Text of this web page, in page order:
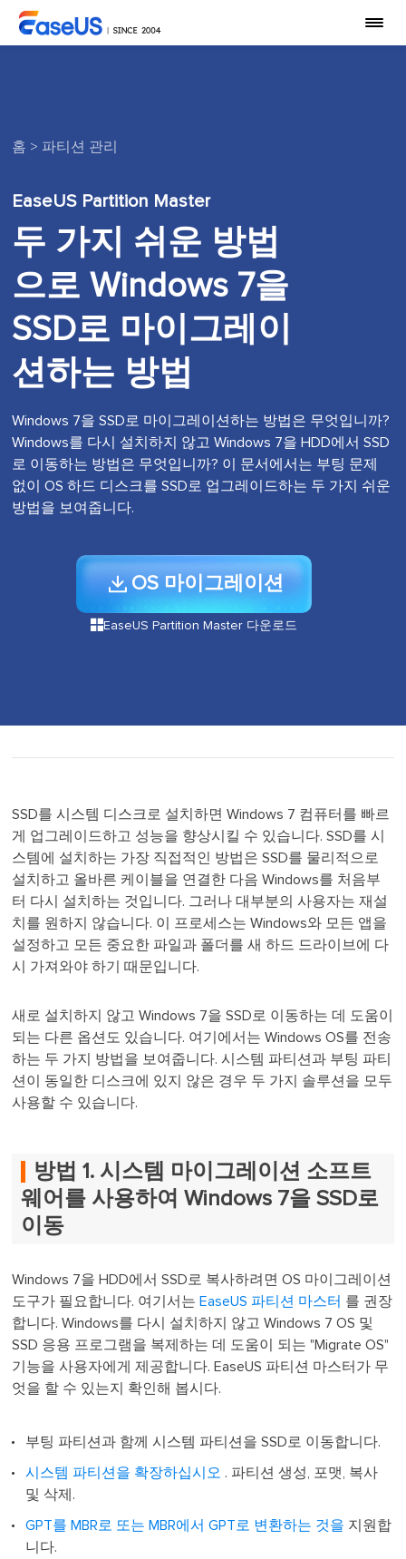
홈 > 파티션 관리
EaseUS Partition Master
두 가지 쉬운 방법
으로 Windows 7을
SSD로 마이그레이
션하는 방법
Windows 7을 SSD로 마이그레이션하는 방법은 무엇입니까?
Windows를 다시 설치하지 않고 Windows 7을 HDD에서 SSD
로 이동하는 방법은 무엇입니까? 이 문서에서는 부팅 문제
없이 OS 하드 디스크를 SSD로 업그레이드하는 두 가지 쉬운
방법을 보여줍니다.
OS 마이그레이션
EaseUS Partition Master 다운로드
SSD를 시스템 디스크로 설치하면 Windows 7 컴퓨터를 빠르
게 업그레이드하고 성능을 향상시킬 수 있습니다. SSD를 시
스템에 설치하는 가장 직접적인 방법은 SSD를 물리적으로
설치하고 올바른 케이블을 연결한 다음 Windows를 처음부
터 다시 설치하는 것입니다. 그러나 대부분의 사용자는 재설
치를 원하지 않습니다. 이 프로세스는 Windows와 모든 앱을
설정하고 모든 중요한 파일과 폴더를 새 하드 드라이브에 다
시 가져와야 하기 때문입니다.
새로 설치하지 않고 Windows 7을 SSD로 이동하는 데 도움이
되는 다른 옵션도 있습니다. 여기에서는 Windows OS를 전송
하는 두 가지 방법을 보여줍니다. 시스템 파티션과 부팅 파티
션이 동일한 디스크에 있지 않은 경우 두 가지 솔루션을 모두
사용할 수 있습니다.
방법 1. 시스템 마이그레이션 소프트
웨어를 사용하여 Windows 7을 SSD로
이동
Windows 7을 HDD에서 SSD로 복사하려면 OS 마이그레이션
도구가 필요합니다. 여기서는EaseUS 파티션 마스터 를 권장
합니다. Windows를 다시 설치하지 않고 Windows 7 OS 및
SSD 응용 프로그램을 복제하는 데 도움이 되는 "Migrate OS"
기능을 사용자에게 제공합니다. EaseUS 파티션 마스터가 무
엇을 할 수 있는지 확인해 봅시다.
부팅 파티션과 함께 시스템 파티션을 SSD로 이동합니다.
시스템 파티션을 확장하십시오 . 파티션 생성, 포맷, 복사
및 삭제.
GPT를 MBR로 또는 MBR에서 GPT로 변환하는 것을 지원합
니다.